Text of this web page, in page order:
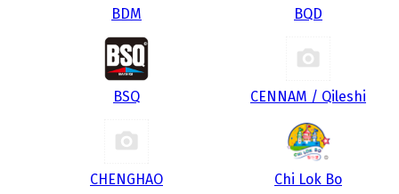
BDM BQD
BSQ CENNAM / Qileshi
CHENGHAO Chi Lok Bo